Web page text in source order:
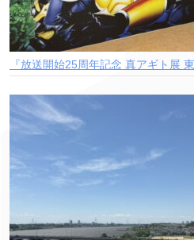
『放送開始25周年記念 真アギト展